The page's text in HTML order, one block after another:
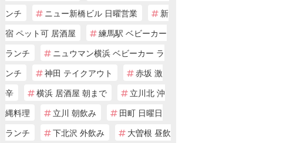
ンチ
ニュー新橋ビル 日曜営業
新
宿 ペット可 居酒屋
練馬駅 ベビーカー
ランチ
ニュウマン横浜 ベビーカー ラ
ンチ
神田 テイクアウト
赤坂 激
辛
横浜 居酒屋 朝まで
立川北 沖
縄料理
立川 朝飲み
田町 日曜日
ランチ
下北沢 外飲み
大曽根 昼飲